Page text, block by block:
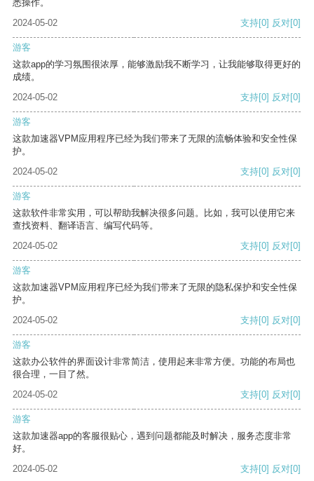
悉操作。
2024-05-02
支持[0] 反对[0]
游客
这款app的学习氛围很浓厚，能够激励我不断学习，让我能够取得更好的
成绩。
2024-05-02
支持[0] 反对[0]
游客
这款加速器VPM应用程序已经为我们带来了无限的流畅体验和安全性保
护。
2024-05-02
支持[0] 反对[0]
游客
这款软件非常实用，可以帮助我解决很多问题。比如，我可以使用它来
查找资料、翻译语言、编写代码等。
2024-05-02
支持[0] 反对[0]
游客
这款加速器VPM应用程序已经为我们带来了无限的隐私保护和安全性保
护。
2024-05-02
支持[0] 反对[0]
游客
这款办公软件的界面设计非常简洁，使用起来非常方便。功能的布局也
很合理，一目了然。
2024-05-02
支持[0] 反对[0]
游客
这款加速器app的客服很贴心，遇到问题都能及时解决，服务态度非常
好。
2024-05-02
支持[0] 反对[0]